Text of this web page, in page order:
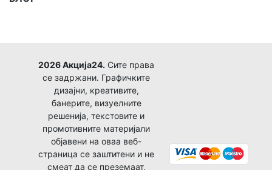
2026 Акција24. Сите права
се задржани. Графичките
дизајни, креативите,
банерите, визуелните
решенија, текстовите и
промотивните материјали
објавени на оваа веб-
страница се заштитени и не
смеат да се преземаат,